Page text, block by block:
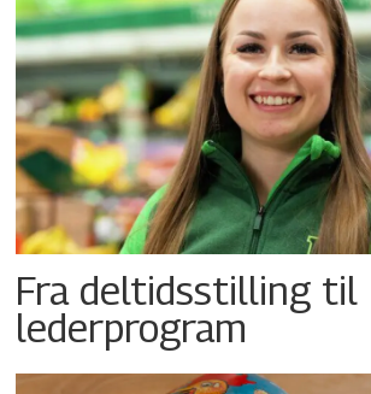
Fra deltidsstilling til
lederprogram